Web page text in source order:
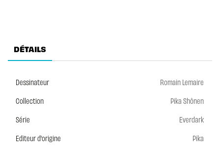
DÉTAILS
Dessinateur
Romain Lemaire
Collection
Pika Shônen
Série
Everdark
Editeur d'origine
Pika